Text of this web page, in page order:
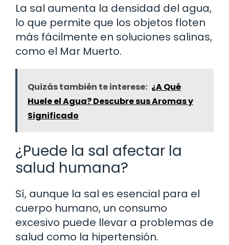
La sal aumenta la densidad del agua,
lo que permite que los objetos floten
más fácilmente en soluciones salinas,
como el Mar Muerto.
Quizás también te interese: ¿A Qué
Huele el Agua? Descubre sus Aromas y
Significado
¿Puede la sal afectar la
salud humana?
Sí, aunque la sal es esencial para el
cuerpo humano, un consumo
excesivo puede llevar a problemas de
salud como la hipertensión.